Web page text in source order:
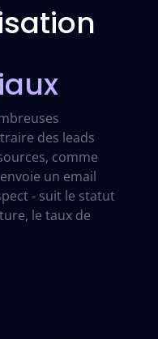
des leads
comme
un email
- suit le statut
le taux de